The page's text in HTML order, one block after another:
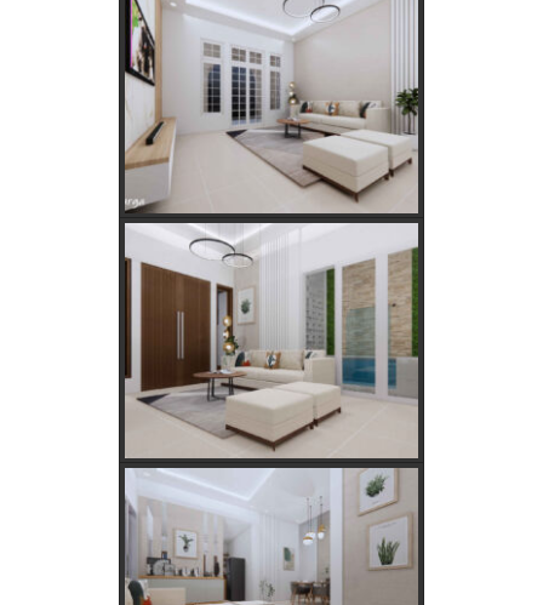
Kebutuhan Listrik yang Tepat untuk Rumah Tangga,
Kantor, dan Industri
Panduan Lengkap Jual Beli Tanah Adat: Regulasi,
Syarat, dan Tips Aman